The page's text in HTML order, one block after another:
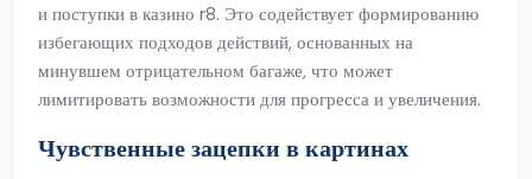
и поступки в казино r8. Это содействует формированию
избегающих подходов действий, основанных на
минувшем отрицательном багаже, что может
лимитировать возможности для прогресса и увеличения.
Чувственные зацепки в картинах